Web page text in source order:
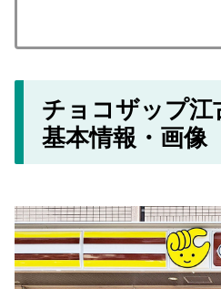
チョコザップ江
基本情報・画像